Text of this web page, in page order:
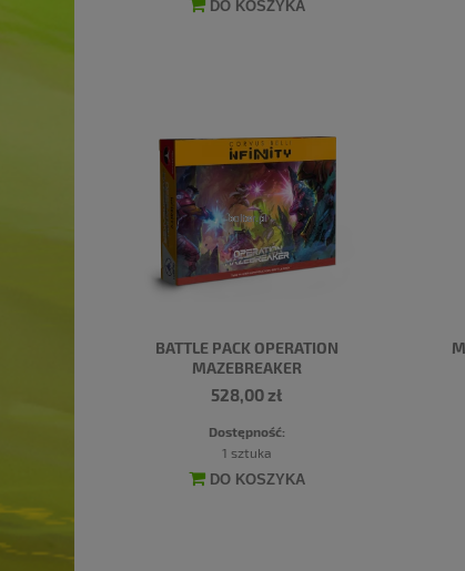
DO KOSZYKA
BATTLE PACK OPERATION
MAZEBREAKER
528,00 zł
Dostępność:
1 sztuka
DO KOSZYKA